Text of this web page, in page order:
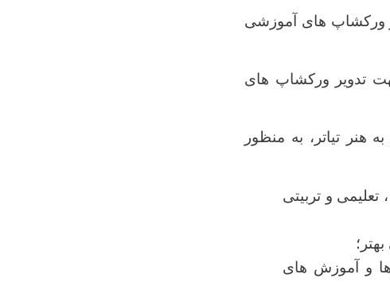
خارجی جهت تدویر ورکشاپ های آموزشی
تدویر ورکشاپ های
هنر تیاتر، به منظور
و تربیتی
و آموزش های